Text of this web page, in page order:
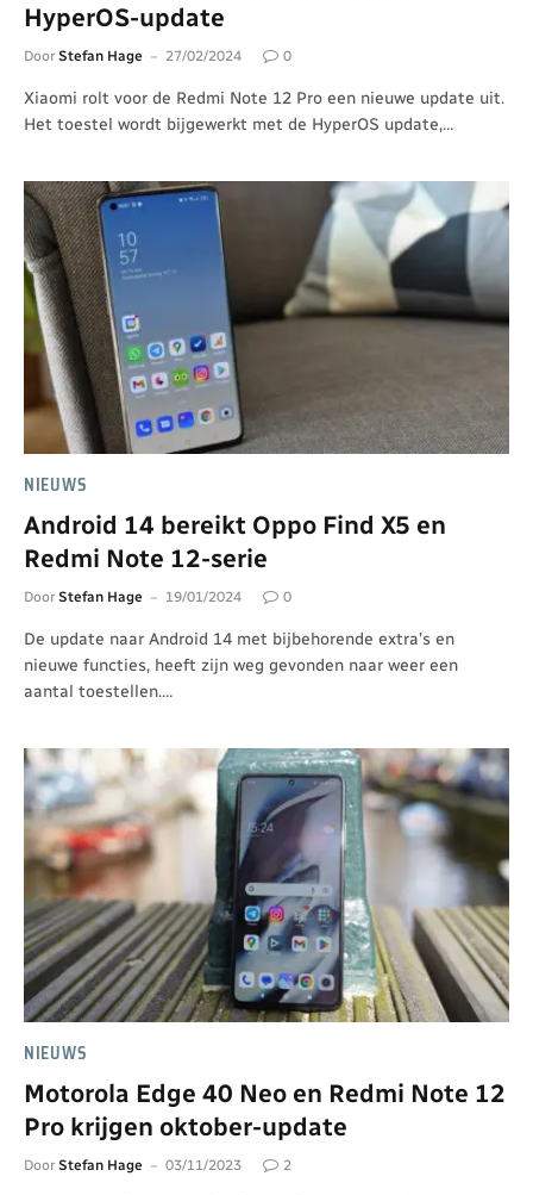
HyperOS-update
Door Stefan Hage 27/02/2024 0
Xiaomi rolt voor de Redmi Note 12 Pro een nieuwe update uit.
Het toestel wordt bijgewerkt met de HyperOS update,…
NIEUWS
Android 14 bereikt Oppo Find X5 en
Redmi Note 12-serie
Door Stefan Hage 19/01/2024 0
De update naar Android 14 met bijbehorende extra’s en
nieuwe functies, heeft zijn weg gevonden naar weer een
aantal toestellen.…
NIEUWS
Motorola Edge 40 Neo en Redmi Note 12
Pro krijgen oktober-update
Door Stefan Hage 03/11/2023 2